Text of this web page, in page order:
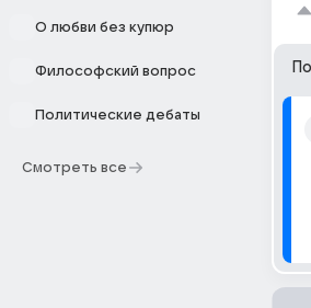
О любви без купюр
Философский вопрос
Политические дебаты
Смотреть все